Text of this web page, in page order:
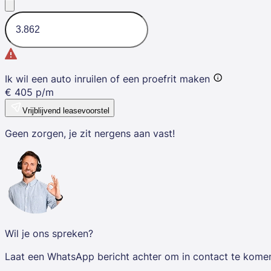
Ik wil een auto inruilen of een proefrit maken
€ 405 p/m
Vrijblijvend leasevoorstel
Geen zorgen, je zit nergens aan vast!
Wil je ons spreken?
Laat een WhatsApp bericht achter om in contact te